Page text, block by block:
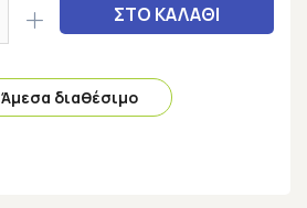
ΣΤΟ ΚΑΛΑΘΙ
Άμεσα διαθέσιμο